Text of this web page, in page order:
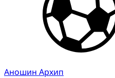
Аношин Архип